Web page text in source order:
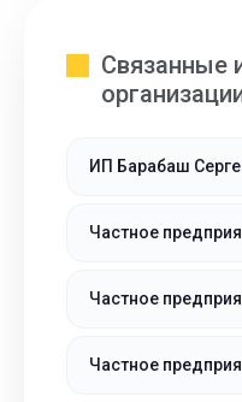
Связанные
ИП Барабаш
Частное
Частное
Частное